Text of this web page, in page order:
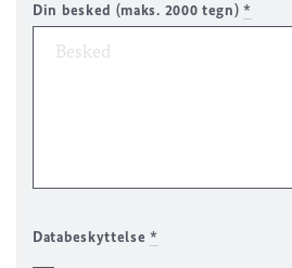
Din besked (maks. 2000 tegn)*
Databeskyttelse*